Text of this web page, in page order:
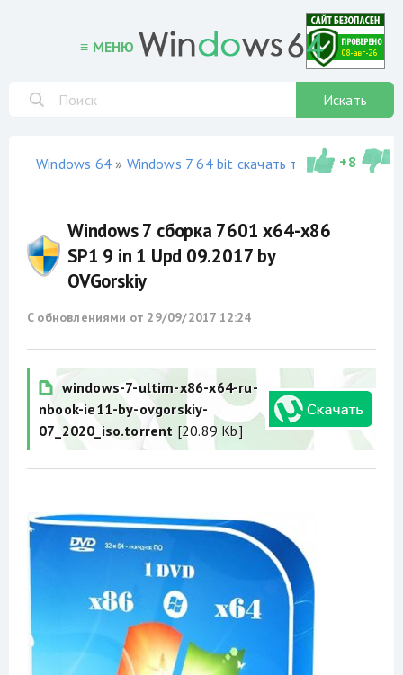
≡ МЕНЮ
Искать
Windows 64» Windows 7 64 bit скачать торрент»
+8
Windows 7 сборка 7601 x64-x86
SP1 9 in 1 Upd 09.2017 by
OVGorskiy
С обновлениями от 29/09/2017 12:24
windows-7-ultim-x86-x64-ru-
nbook-ie11-by-ovgorskiy-
07_2020_iso.torrent [20.89 Kb]